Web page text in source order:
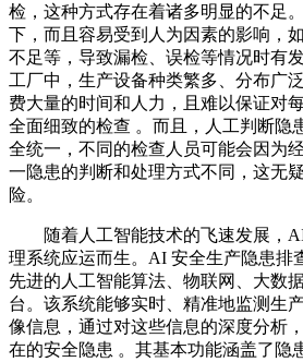
检，这种方式存在着诸多明显的不足
下，而且容易受到人为因素的影响，
不足等，导致漏检、误检等情况时有
工厂中，生产设备种类繁多、分布广
费大量的时间和人力，且难以保证对
全面细致的检查 。而且，人工判断隐
全统一，不同的检查人员可能会因为
一隐患的判断和处理方式不同，这无
险。
随着人工智能技术的飞速发展，
理系统应运而生。AI 安全生产隐患排
先进的人工智能算法、物联网、大数
台。该系统能够实时、精准地监测生
像信息，通过对这些信息的深度分析
在的安全隐患 。其基本功能涵盖了隐